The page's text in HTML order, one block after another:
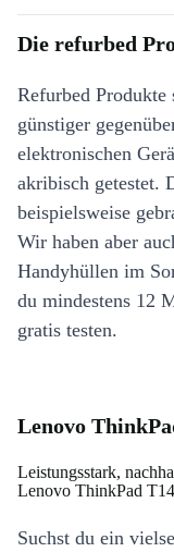
Die refurbed
Refurbed
günstiger
elektronischen
akribisch getestet.
beispielsweise
Wir haben aber
Handyhüllen im
du mindestens 12
gratis testen.
Lenovo
Leistungsstark,
Lenovo ThinkPad
Suchst du ein